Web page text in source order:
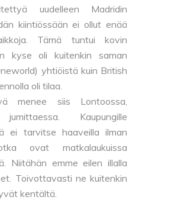
uudelleen Madridin
kiintiössään ei ollut enää
Tämä tuntui kovin
kyse oli kuitenkin saman
yhtiöistä kuin British
oli tilaa.
menee siis Lontoossa,
Kaupungille
ei tarvitse haaveilla ilman
ovat matkalaukuissa
Niitähän emme eilen illalla
Toivottavasti ne kuitenkin
kentältä.